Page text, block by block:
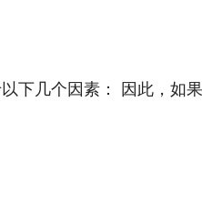
下几个因素： 因此，如果